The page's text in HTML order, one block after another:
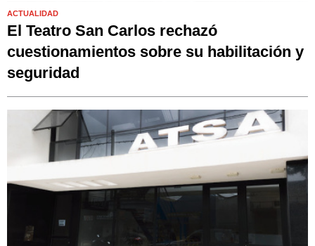
ACTUALIDAD
El Teatro San Carlos rechazó
cuestionamientos sobre su habilitación y
seguridad